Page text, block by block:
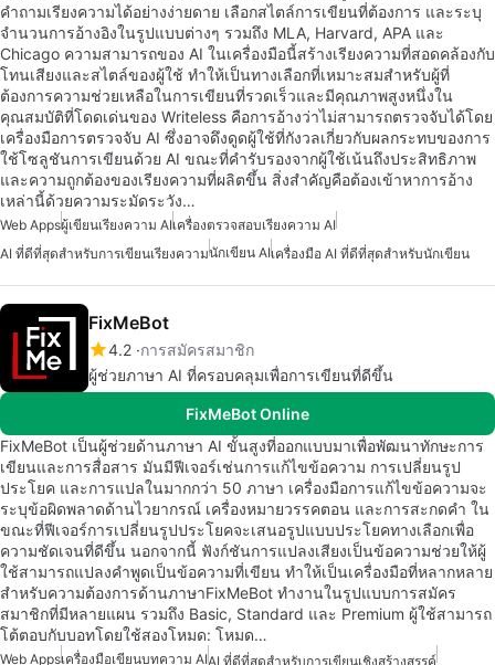
คำถามเรียงความได้อย่างง่ายดาย เลือกสไตล์การเขียนที่ต้องการ และระบุ
จำนวนการอ้างอิงในรูปแบบต่างๆ รวมถึง MLA, Harvard, APA และ
Chicago ความสามารถของ AI ในเครื่องมือนี้สร้างเรียงความที่สอดคล้องกับ
โทนเสียงและสไตล์ของผู้ใช้ ทำให้เป็นทางเลือกที่เหมาะสมสำหรับผู้ที่
ต้องการความช่วยเหลือในการเขียนที่รวดเร็วและมีคุณภาพสูงหนึ่งใน
คุณสมบัติที่โดดเด่นของ Writeless คือการอ้างว่าไม่สามารถตรวจจับได้โดย
เครื่องมือการตรวจจับ AI ซึ่งอาจดึงดูดผู้ใช้ที่กังวลเกี่ยวกับผลกระทบของการ
ใช้โซลูชันการเขียนด้วย AI ขณะที่คำรับรองจากผู้ใช้เน้นถึงประสิทธิภาพ
และความถูกต้องของเรียงความที่ผลิตขึ้น สิ่งสำคัญคือต้องเข้าหาการอ้าง
เหล่านี้ด้วยความระมัดระวัง…
Web Appsผู้เขียนเรียงความ AIเครื่องตรวจสอบเรียงความ AI
AI ที่ดีที่สุดสำหรับการเขียนเรียงความนักเขียน AIเครื่องมือ AI ที่ดีที่สุดสำหรับนักเขียน
FixMeBot
4.2 การสมัครสมาชิก
ผู้ช่วยภาษา AI ที่ครอบคลุมเพื่อการเขียนที่ดีขึ้น
FixMeBot Online
FixMeBot เป็นผู้ช่วยด้านภาษา AI ขั้นสูงที่ออกแบบมาเพื่อพัฒนาทักษะการ
เขียนและการสื่อสาร มันมีฟีเจอร์เช่นการแก้ไขข้อความ การเปลี่ยนรูป
ประโยค และการแปลในมากกว่า 50 ภาษา เครื่องมือการแก้ไขข้อความจะ
ระบุข้อผิดพลาดด้านไวยากรณ์ เครื่องหมายวรรคตอน และการสะกดคำ ใน
ขณะที่ฟีเจอร์การเปลี่ยนรูปประโยคจะเสนอรูปแบบประโยคทางเลือกเพื่อ
ความชัดเจนที่ดีขึ้น นอกจากนี้ ฟังก์ชันการแปลงเสียงเป็นข้อความช่วยให้ผู้
ใช้สามารถแปลงคำพูดเป็นข้อความที่เขียน ทำให้เป็นเครื่องมือที่หลากหลาย
สำหรับความต้องการด้านภาษาFixMeBot ทำงานในรูปแบบการสมัคร
สมาชิกที่มีหลายแผน รวมถึง Basic, Standard และ Premium ผู้ใช้สามารถ
โต้ตอบกับบอทโดยใช้สองโหมด: โหมด…
Web Appsเครื่องมือเขียนบทความ AIAI ที่ดีที่สุดสำหรับการเขียนเชิงสร้างสรรค์